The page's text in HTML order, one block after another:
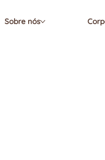
Sobre nós